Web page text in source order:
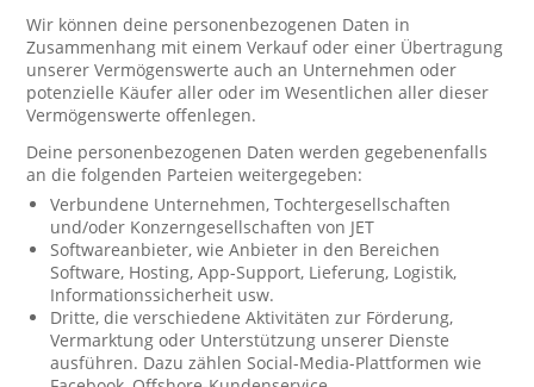
Wir können deine personenbezogenen Daten in
Zusammenhang mit einem Verkauf oder einer Übertragung
unserer Vermögenswerte auch an Unternehmen oder
potenzielle Käufer aller oder im Wesentlichen aller dieser
Vermögenswerte offenlegen.
Deine personenbezogenen Daten werden gegebenenfalls
an die folgenden Parteien weitergegeben:
Verbundene Unternehmen, Tochtergesellschaften
und/oder Konzerngesellschaften von JET
Softwareanbieter, wie Anbieter in den Bereichen
Software, Hosting, App-Support, Lieferung, Logistik,
Informationssicherheit usw.
Dritte, die verschiedene Aktivitäten zur Förderung,
Vermarktung oder Unterstützung unserer Dienste
ausführen. Dazu zählen Social-Media-Plattformen wie